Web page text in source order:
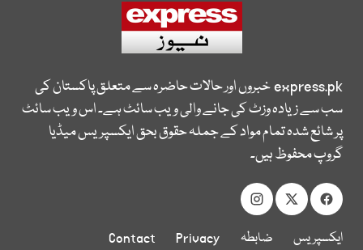
express.pkخبروں اور حالات حاضرہ سے متعلق پاکستان کی
سب سے زیادہ وزٹ کی جانے والی ویب سائٹ ہے۔ اس ویب سائٹ
پر شائع شدہ تمام مواد کے جملہ حقوق بحق ایکسپریس میڈیا
گروپ محفوظ ہیں۔
ایکسپریس
ضابطہ
Privacy
Contact